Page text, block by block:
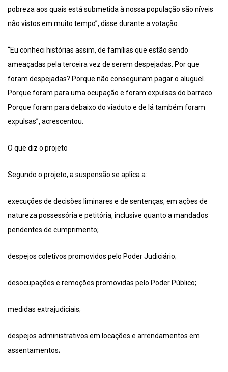
pobreza aos quais está submetida à nossa população são níveis
não vistos em muito tempo”, disse durante a votação.
“Eu conheci histórias assim, de famílias que estão sendo
ameaçadas pela terceira vez de serem despejadas. Por que
foram despejadas? Porque não conseguiram pagar o aluguel.
Porque foram para uma ocupação e foram expulsas do barraco.
Porque foram para debaixo do viaduto e de lá também foram
expulsas”, acrescentou.
O que diz o projeto
Segundo o projeto, a suspensão se aplica a:
execuções de decisões liminares e de sentenças, em ações de
natureza possessória e petitória, inclusive quanto a mandados
pendentes de cumprimento;
despejos coletivos promovidos pelo Poder Judiciário;
desocupações e remoções promovidas pelo Poder Público;
medidas extrajudiciais;
despejos administrativos em locações e arrendamentos em
assentamentos;